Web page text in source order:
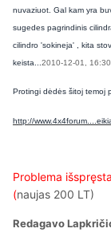
nuvaziuot. Gal kam yra
sugedes pagrindinis
cilindro 'sokineja' , kita
keista...2010-12-01, 16:30
Protingi dėdės šitoj temoj
http://
Problema
(naujas 200 LT)
Redagavo